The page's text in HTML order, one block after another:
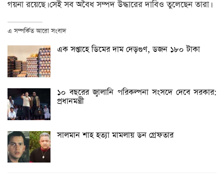
গয়না রয়েছে। সেই সব অবৈধ সম্পদ উদ্ধারের দাবিও তুলেছেন তারা।
এ সম্পর্কিত আরো সংবাদ
এক সপ্তাহে ডিমের দাম দেড়গুণ, ডজন ১৮০ টাকা
১০ বছরের জ্বালানি পরিকল্পনা সংসদে দেবে সরকার:
প্রধানমন্ত্রী
সালমান শাহ হত্যা মামলায় ডন গ্রেফতার